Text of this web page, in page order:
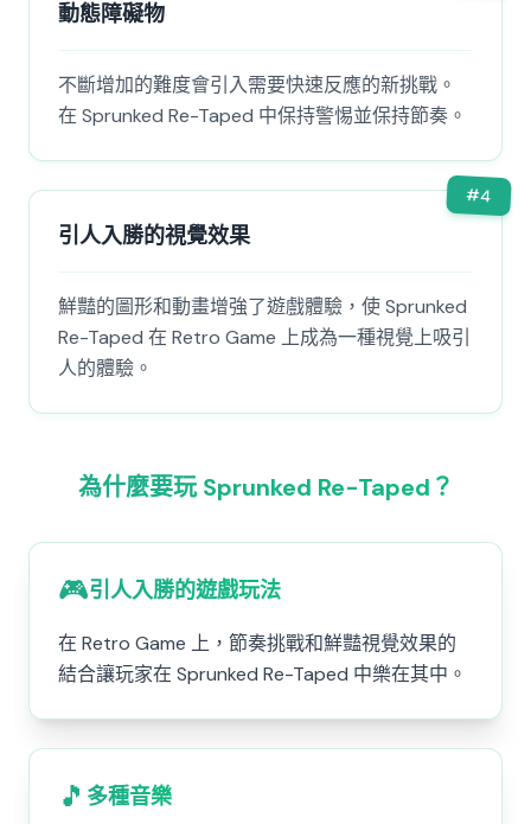
動態障礙物
不斷增加的難度會引入需要快速反應的新挑戰。
在 Sprunked Re-Taped 中保持警惕並保持節奏。
#4
引人入勝的視覺效果
鮮豔的圖形和動畫增強了遊戲體驗，使 Sprunked
Re-Taped 在 Retro Game 上成為一種視覺上吸引
人的體驗。
為什麼要玩 Sprunked Re-Taped？
🎮引人入勝的遊戲玩法
在 Retro Game 上，節奏挑戰和鮮豔視覺效果的
結合讓玩家在 Sprunked Re-Taped 中樂在其中。
🎵 多種音樂